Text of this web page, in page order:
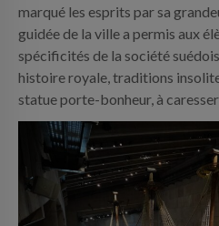
marqué les esprits par sa
guidée de la ville a permis aux
spécificités de la société
histoire royale, traditions
statue porte-bonheur, à